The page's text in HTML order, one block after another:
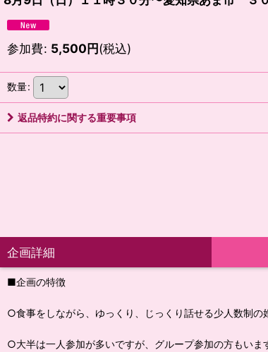
参加費: 5,500円(税込)
数量:
返品特約に関する重要事項
企画詳細
■企画の特徴
○食事をしながら、ゆっくり、じっくり話せる少人数制の
○大半は一人参加が多いですが、グループ参加の方もいま